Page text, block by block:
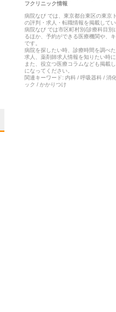
フクリニック情報
病院なび では、 東京都台東区の東京
の評判・求人・転職情報を掲載してい
病院なび では市区町村別/診療科目別
るほか、予約ができる医療機関や、
です。
病院を探したい時、診療時間を調べ
求人、薬剤師求人情報を知りたい時に
また、役立つ医療コラムなども掲載
になってください。
関連キーワード: 内科 / 呼吸器科 / 消
ック / かかりつけ